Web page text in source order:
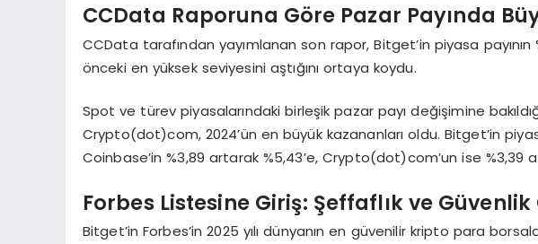
CCData Raporuna Göre Pazar Payında
CCData tarafından yayımlanan son rapor, Bitget’in piyasa payının
önceki en yüksek seviyesini aştığını ortaya koydu.
Spot ve türev piyasalarındaki birleşik pazar payı değişimine
Crypto(dot)com, 2024’ün en büyük kazananları oldu. Bitget’in
Coinbase’in %3,89 artarak %5,43’e, Crypto(dot)com’un ise %3,39
Forbes Listesine Giriş: Şeffaflık ve Güvenlik
Bitget’in Forbes’in 2025 yılı dünyanın en güvenilir kripto para